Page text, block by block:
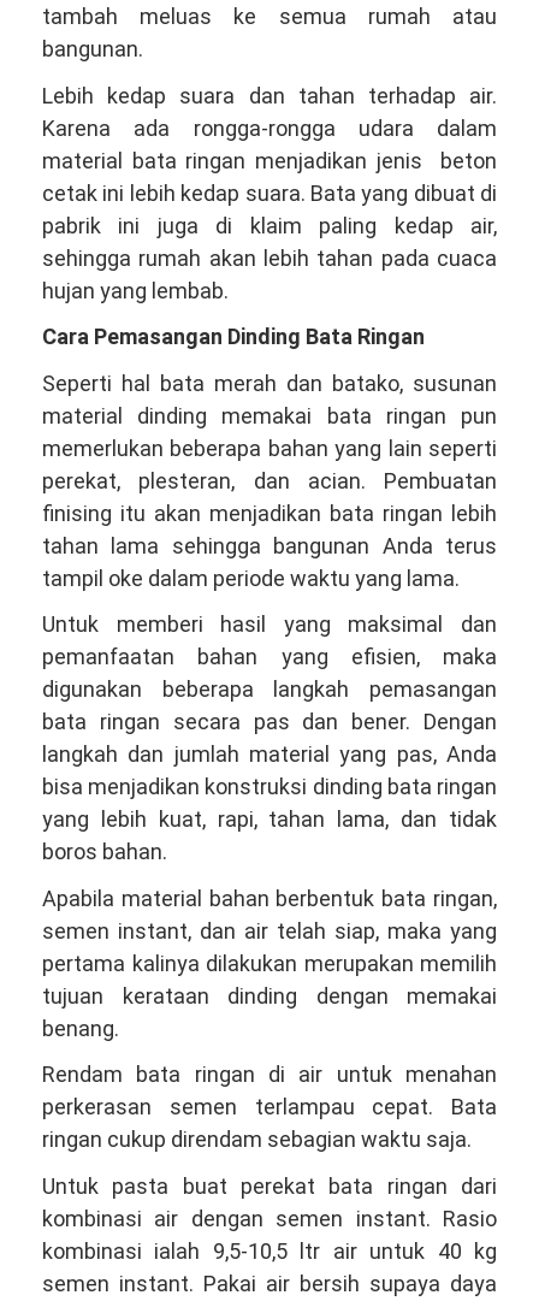
tambah meluas ke semua rumah atau
bangunan.
Lebih kedap suara dan tahan terhadap air.
Karena ada rongga-rongga udara dalam
material bata ringan menjadikan jenis beton
cetak ini lebih kedap suara. Bata yang dibuat di
pabrik ini juga di klaim paling kedap air,
sehingga rumah akan lebih tahan pada cuaca
hujan yang lembab.
Cara Pemasangan Dinding Bata Ringan
Seperti hal bata merah dan batako, susunan
material dinding memakai bata ringan pun
memerlukan beberapa bahan yang lain seperti
perekat, plesteran, dan acian. Pembuatan
finising itu akan menjadikan bata ringan lebih
tahan lama sehingga bangunan Anda terus
tampil oke dalam periode waktu yang lama.
Untuk memberi hasil yang maksimal dan
pemanfaatan bahan yang efisien, maka
digunakan beberapa langkah pemasangan
bata ringan secara pas dan bener. Dengan
langkah dan jumlah material yang pas, Anda
bisa menjadikan konstruksi dinding bata ringan
yang lebih kuat, rapi, tahan lama, dan tidak
boros bahan.
Apabila material bahan berbentuk bata ringan,
semen instant, dan air telah siap, maka yang
pertama kalinya dilakukan merupakan memilih
tujuan kerataan dinding dengan memakai
benang.
Rendam bata ringan di air untuk menahan
perkerasan semen terlampau cepat. Bata
ringan cukup direndam sebagian waktu saja.
Untuk pasta buat perekat bata ringan dari
kombinasi air dengan semen instant. Rasio
kombinasi ialah 9,5-10,5 ltr air untuk 40 kg
semen instant. Pakai air bersih supaya daya